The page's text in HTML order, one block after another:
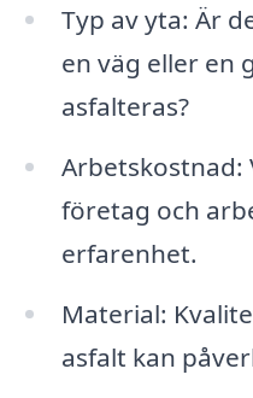
Typ av yta: Är
en väg eller en
asfalteras?
Arbetskostnad:
företag och
erfarenhet.
Material:
asfalt kan